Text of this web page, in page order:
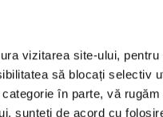
vizitarea site-ului,
să blocați selectiv
în parte, vă rugăm
sunteți de acord cu